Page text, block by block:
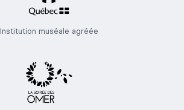
Institution muséale agréée